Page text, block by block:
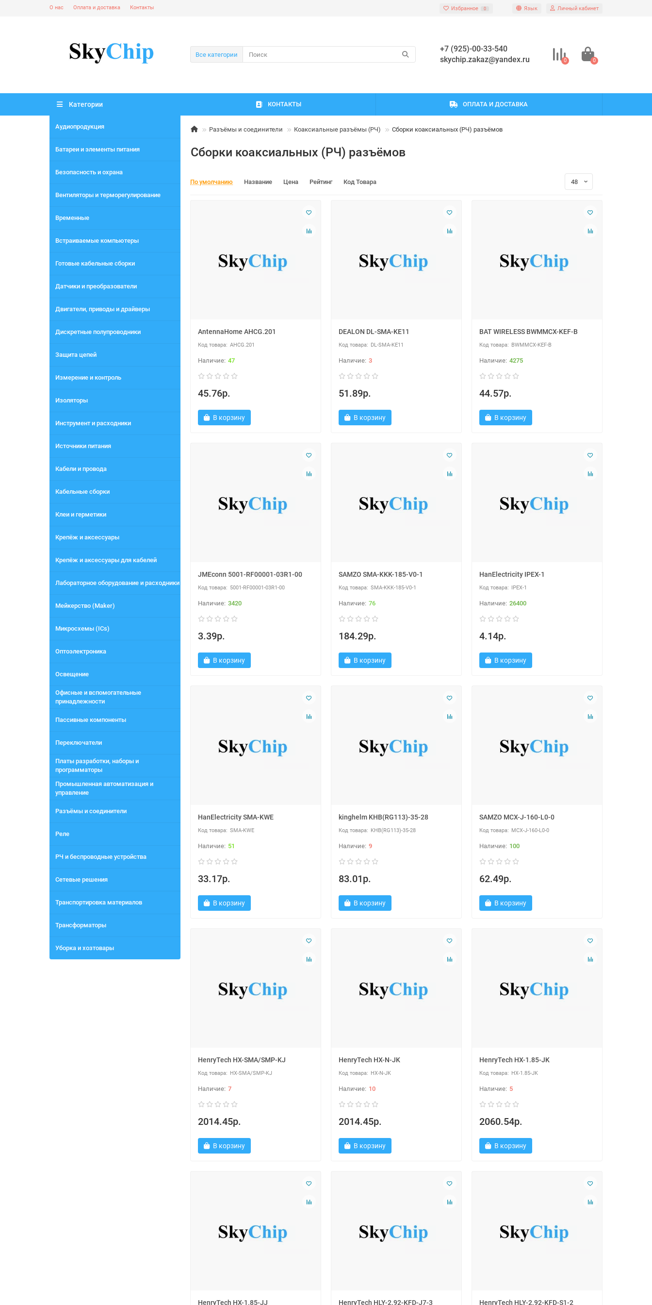
О нас Оплата и доставка Контакты Избранное 0 Язык Личный кабинет
Все категории
+7 (925)-00-33-540
skychip.zakaz@yandex.ru
0 0
Категории
Аудиопродукция
Батареи и элементы питания
Безопасность и охрана
Вентиляторы и терморегулирование
Временные
Встраиваемые компьютеры
Готовые кабельные сборки
Датчики и преобразователи
Двигатели, приводы и драйверы
Дискретные полупроводники
Защита цепей
Измерение и контроль
Изоляторы
Инструмент и расходники
Источники питания
Кабели и провода
Кабельные сборки
Клеи и герметики
Крепёж и аксессуары
Крепёж и аксессуары для кабелей
Лабораторное оборудование и расходники
Мейкерство (Maker)
Микросхемы (ICs)
Оптоэлектроника
Освещение
Офисные и вспомогательные
принадлежности
Пассивные компоненты
Переключатели
Платы разработки, наборы и
программаторы
Промышленная автоматизация и
управление
Разъёмы и соединители
Реле
РЧ и беспроводные устройства
Сетевые решения
Транспортировка материалов
Трансформаторы
Уборка и хозтовары
КОНТАКТЫ ОПЛАТА И ДОСТАВКА
Разъёмы и соединители Коаксиальные разъёмы (РЧ) Сборки коаксиальных (РЧ) разъёмов
Сборки коаксиальных (РЧ) разъёмов
По умолчанию Название Цена Рейтинг Код Товара
AntennaHome AHCG.201
AHCG.201
47
45.76р.
В корзину
DEALON DL-SMA-KE11
DL-SMA-KE11
3
51.89р.
В корзину
BAT WIRELESS BWMMCX-KEF-B
BWMMCX-KEF-B
4275
44.57р.
В корзину
JMEconn 5001-RF00001-03R1-00
5001-RF00001-03R1-00
3420
3.39р.
В корзину
SAMZO SMA-KKK-185-V0-1
SMA-KKK-185-V0-1
76
184.29р.
В корзину
HanElectricity IPEX-1
IPEX-1
26400
4.14р.
В корзину
HanElectricity SMA-KWE
SMA-KWE
51
33.17р.
В корзину
kinghelm KHB(RG113)-35-28
KHB(RG113)-35-28
9
83.01р.
В корзину
SAMZO MCX-J-160-L0-0
MCX-J-160-L0-0
100
62.49р.
В корзину
HenryTech HX-SMA/SMP-KJ
HX-SMA/SMP-KJ
7
2014.45р.
В корзину
HenryTech HX-N-JK
HX-N-JK
10
2014.45р.
В корзину
HenryTech HX-1.85-JK
HX-1.85-JK
5
2060.54р.
В корзину
HenryTech HX-1.85-JJ HenryTech HLY-2.92-KFD-J7-3 HenryTech HLY-2.92-KFD-S1-2